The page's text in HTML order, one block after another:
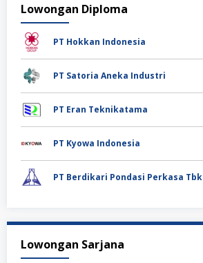
Lowongan Diploma
PT Hokkan Indonesia
PT Satoria Aneka Industri
PT Eran Teknikatama
PT Kyowa Indonesia
PT Berdikari Pondasi Perkasa Tbk
Lowongan Sarjana